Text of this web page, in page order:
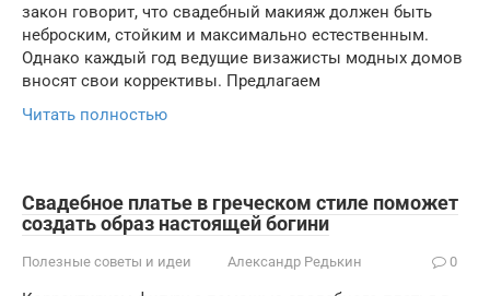
закон говорит, что свадебный макияж должен быть
неброским, стойким и максимально естественным.
Однако каждый год ведущие визажисты модных домов
вносят свои коррективы. Предлагаем
Читать полностью
Свадебное платье в греческом стиле поможет
создать образ настоящей богини
Полезные советы и идеи Александр Редькин 0